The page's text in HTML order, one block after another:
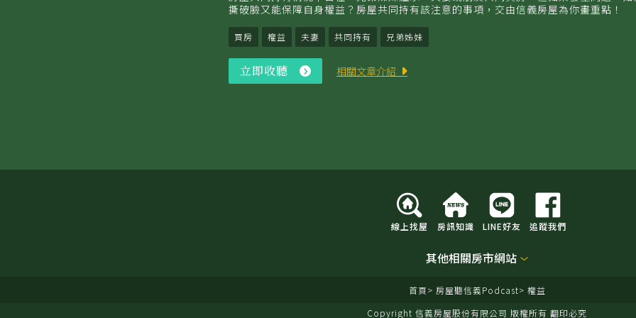
撕破臉又能保障自身權益？房屋共同持有該注意的事項，交由信義房屋為你畫重點！
買房 權益 夫妻 共同持有 兄弟姊妹
立即收聽
即
相關文章介紹
線上找屋 房訊知識 LINE好友 追蹤我們
其他相關房市網站
首頁 房屋聽信義Podcast
權益
Copyright 信義房屋股份有限公司 版權所有 翻印必究